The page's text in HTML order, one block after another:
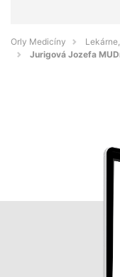
Orly Medicíny
Jurigová Jozefa